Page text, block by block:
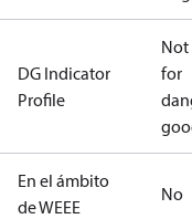
DG Indicator
Profile
Not
for
En el ámbito
de WEEE
No